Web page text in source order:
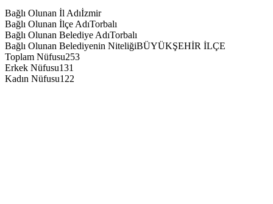
Bağlı Olunan İl Adıİzmir
Bağlı Olunan İlçe AdıTorbalı
Bağlı Olunan Belediye AdıTorbalı
Bağlı Olunan Belediyenin NiteliğiBÜYÜKŞEHİR İLÇE
Toplam Nüfusu253
Erkek Nüfusu131
Kadın Nüfusu122